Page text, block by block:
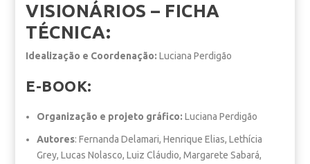
VISIONÁRIOS – FICHA
TÉCNICA:
Idealização e Coordenação: Luciana Perdigão
E-BOOK:
Organização e projeto gráfico: Luciana Perdigão
Autores: Fernanda Delamari, Henrique Elias, Lethícia
Grey, Lucas Nolasco, Luiz Cláudio, Margarete Sabará,